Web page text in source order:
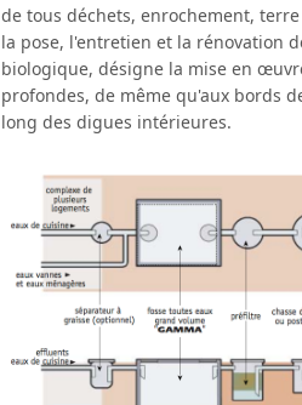
de tous déchets, enrochement,
la pose, l'entretien et la rénovation
biologique, désigne la mise en
profondes, de même qu'aux bords
long des digues intérieures.